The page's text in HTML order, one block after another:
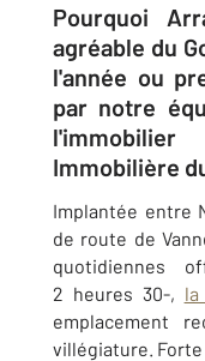
Pourquoi
agréable du
l'année ou
par notre
Immobilière
Implantée entre
de route de
quotidiennes
2 heures 30-,
emplacement
villégiature. Forte